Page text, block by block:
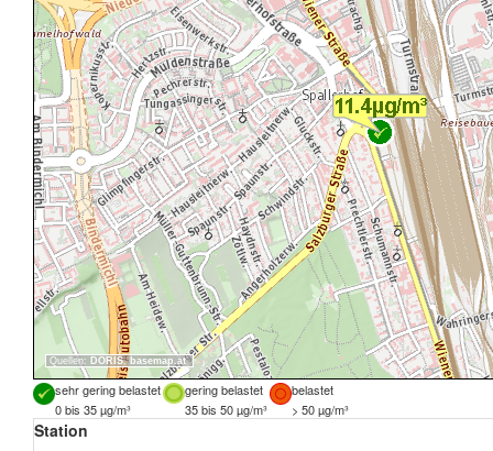
Quellen: DORIS, basemap.at
sehr gering belastet gering belastet
belastet
0 bis 35 µg/m³
35 bis 50 µg/m³ > 50 µg/m³
Station